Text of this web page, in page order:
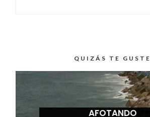
QUIZÁS TE GUSTE
AFOTANDO